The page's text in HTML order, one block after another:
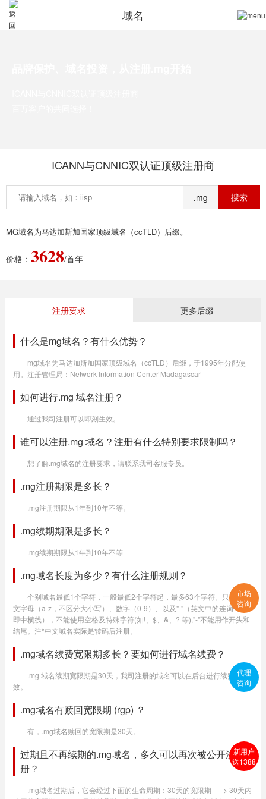
域名
ICANN与CNNIC双认证顶级注册商
.mg
MG域名为马达加斯加国家顶级域名（ccTLD）后缀。
价格： 3628/首年
注册要求 更多后缀
什么是mg域名？有什么优势？
mg域名为马达加斯加国家顶级域名（ccTLD）后缀，于1995年分配使
用。注册管理局：Network Information Center Madagascar
如何进行.mg 域名注册？
通过我司注册可以即刻生效。
谁可以注册.mg 域名？注册有什么特别要求限制吗？
想了解.mg域名的注册要求，请联系我司客服专员。
.mg注册期限是多长？
.mg注册期限从1年到10年不等。
.mg续期期限是多长？
.mg续期期限从1年到10年不等
.mg域名长度为多少？有什么注册规则？
个别域名最低1个字符，一般最低2个字符起，最多63个字符。只提供英
文字母（a-z，不区分大小写）、数字（0-9）、以及"-"（英文中的连词号，
即中横线），不能使用空格及特殊字符(如!、$、&、? 等),"-"不能用作开头和
结尾。注*中文域名实际是转码后注册。
.mg域名续费宽限期多长？要如何进行域名续费？
.mg 域名续期宽限期是30天，我司注册的域名可以在后台进行续费生
效。
.mg域名有赎回宽限期 (rgp) ？
有，.mg域名赎回的宽限期是30天。
过期且不再续期的.mg域名，多久可以再次被公开注
册？
.mg域名过期后，它会经过下面的生命周期：30天的宽限期-----> 30天内
市场
咨询
代理
咨询
新用户
送1388